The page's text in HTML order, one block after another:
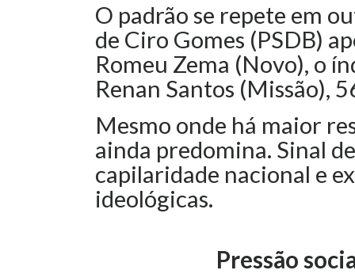
O padrão se repete em
de Ciro Gomes (PSDB)
Romeu Zema (Novo), o
Renan Santos (Missão),
Mesmo onde há maior
ainda predomina. Sinal
capilaridade nacional e
ideológicas.
Pressão